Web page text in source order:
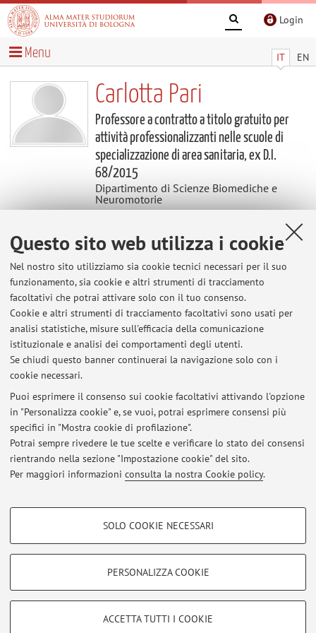
Questo sito web utilizza i cookie
Nel nostro sito utilizziamo sia cookie tecnici necessari per il suo
funzionamento, sia cookie e altri strumenti di tracciamento
facoltativi che potrai attivare solo con il tuo consenso.
Cookie e altri strumenti di tracciamento facoltativi sono usati per
analisi statistiche, misure sull'efficacia della comunicazione
istituzionale e analisi dei comportamenti degli utenti.
Se chiudi questo banner continuerai la navigazione solo con i
cookie necessari.
Puoi esprimere il consenso sui cookie facoltativi attivando l'opzione
in "Personalizza cookie" e, se vuoi, potrai esprimere consensi più
specifici in "Mostra cookie di profilazione".
Potrai sempre rivedere le tue scelte e verificare lo stato dei consensi
rientrando nella sezione "Impostazione cookie" del sito.
Per maggiori informazioni consulta la nostra Cookie policy.
COOKIE DI PROFILAZIONE - FACOLTATIVI
COOKIE TECNICI - NECESSARI
SOLO COOKIE NECESSARI
PERSONALIZZA COOKIE
ACCETTA TUTTI I COOKIE
Login
IT EN
Menu
Carlotta Pari
Professore a contratto a titolo gratuito per
attività professionalizzanti nelle scuole di
specializzazione di area sanitaria, ex D.I.
68/2015
Dipartimento di Scienze Biomediche e
Neuromotorie
Contatti
E-mail: carlotta.pari2@unibo.it
Dipartimento di Scienze Biomediche e Neuromotorie
Via Massarenti 9, Bologna -
Vai alla mappa
Ultimi avvisi
Al momento non sono presenti avvisi.
Area riservata
Accedi tramiteloginper gestire tutti i contenuti del sito.
Zamboni, 33 - 40126 Bologna - Partita IVA: 01131710376